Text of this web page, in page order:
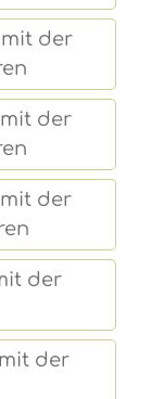
mit der
der
der
der
der